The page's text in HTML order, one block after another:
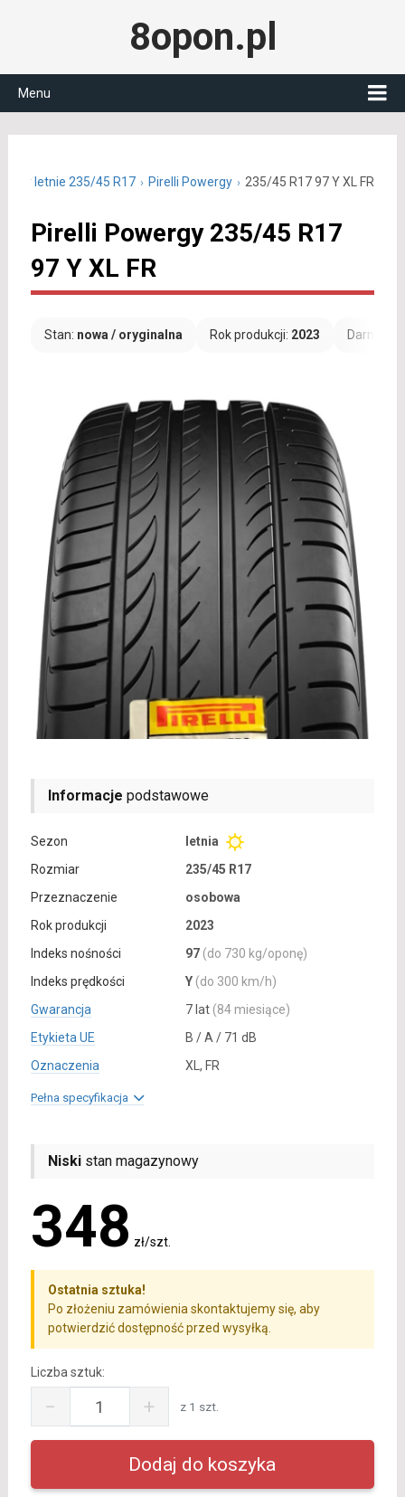
8opon.pl
Menu
letnie 235/45 R17 Pirelli Powergy 235/45 R17 97 Y XL FR
Pirelli Powergy 235/45 R17
97 Y XL FR
Stan: nowa / oryginalna Rok produkcji: 2023
Informacje podstawowe
Sezon
letnia
Rozmiar
235/45 R17
Przeznaczenie
osobowa
Rok produkcji
2023
Indeks nośności
97 (do 730 kg/oponę)
Indeks prędkości
Y (do 300 km/h)
Gwarancja
7 lat (84 miesiące)
Etykieta UE
B / A / 71 dB
Oznaczenia
XL, FR
Pełna specyfikacja
Niskistan magazynowy
348 zł/szt.
Ostatnia sztuka!
Po złożeniu zamówienia skontaktujemy się, aby
potwierdzić dostępność przed wysyłką.
Liczba sztuk:
− + z 1 szt.